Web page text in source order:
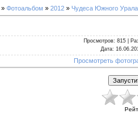
» Фотоальбом » 2012 » Чудеса Южного
Просмотров: 815 |
Дата:
Просмотреть